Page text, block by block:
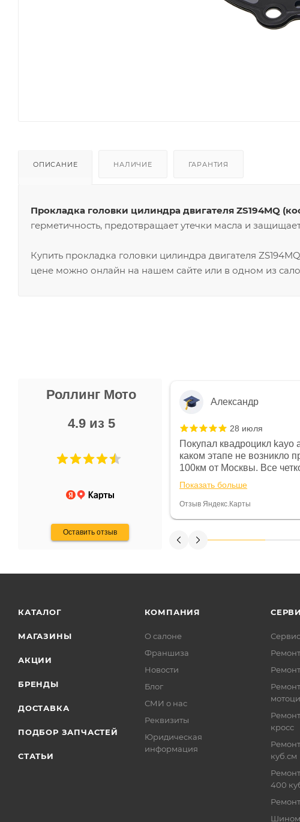
ОПИСАНИЕ НАЛИЧИЕ ГАРАНТИЯ
Прокладка головки цилиндра двигателя ZS194MQ
герметичность, предотвращает утечки масла и
Купить прокладка головки цилиндра двигателя
цене можно онлайн на нашем сайте или в одном из
Роллинг Мото
4.9 из 5
Оставить отзыв
Не понравились условия
и дают только на год)
Александр
28 июля
Покупал квадроцикл kayo
каком этапе не возникло
100км от Москвы. Все
спидометре всегда был 0,
постоянно были на связи
Считаю, что это говорит о
Показать больше
Отзыв Яндекс.Карты
КАТАЛОГ
МАГАЗИНЫ
АКЦИИ
БРЕНДЫ
ДОСТАВКА
ПОДБОР ЗАПЧАСТЕЙ
СТАТЬИ
КОМПАНИЯ
О салоне
Франшиза
Новости
Блог
СМИ о нас
Реквизиты
Юридическая
информация
кросс
куб.см
400